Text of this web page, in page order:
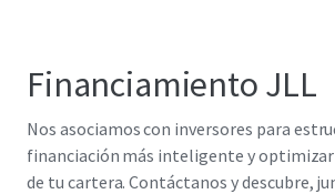
Financiamiento JLL
Nos asociamos con inversores para
financiación más inteligente y
de tu cartera. Contáctanos y descubre,